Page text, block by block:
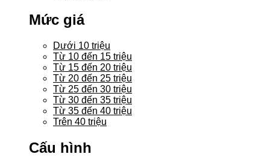
Mức giá
Dưới 10 triệu
Từ 10 đến 15 triệu
Từ 15 đến 20 triệu
Từ 20 đến 25 triệu
Từ 25 đến 30 triệu
Từ 30 đến 35 triệu
Từ 35 đến 40 triệu
Trên 40 triệu
Cấu hình